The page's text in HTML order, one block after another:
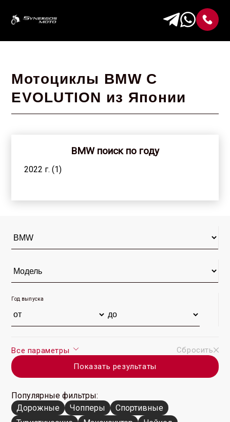
Мотоциклы BMW C
EVOLUTION из Японии
BMW поиск по году
2022 г. (1)
Год выпуска
Все параметры
Сбросить
Показать результаты
Популярные фильтры:
Дорожные
Чопперы
Спортивные